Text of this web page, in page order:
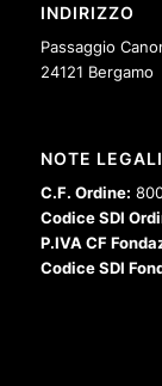
INDIRIZZO
Passaggio
24121 Bergamo
NOTE LEGALI
C.F. Ordine:
Codice SDI
P.IVA CF
Codice SDI